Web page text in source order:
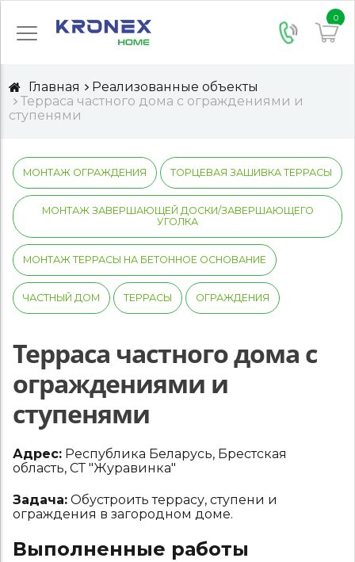
0
Главная
Реализованные объекты
Терраса частного дома с ограждениями и
ступенями
МОНТАЖ ОГРАЖДЕНИЯ ТОРЦЕВАЯ ЗАШИВКА ТЕРРАСЫ
МОНТАЖ ЗАВЕРШАЮЩЕЙ ДОСКИ/ЗАВЕРШАЮЩЕГО
УГОЛКА
МОНТАЖ ТЕРРАСЫ НА БЕТОННОЕ ОСНОВАНИЕ
ЧАСТНЫЙ ДОМ ТЕРРАСЫ ОГРАЖДЕНИЯ
Терраса частного дома с
ограждениями и
ступенями
Адрес: Республика Беларусь, Брестская
область, СТ "Журавинка"
Задача: Обустроить террасу, ступени и
ограждения в загородном доме.
Выполненные работы